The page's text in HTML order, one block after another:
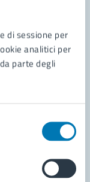
di sessione per
analitici per
parte degli